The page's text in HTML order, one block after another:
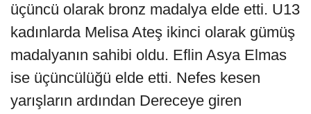
üçüncü olarak bronz madalya elde etti. U13
kadınlarda Melisa Ateş ikinci olarak gümüş
madalyanın sahibi oldu. Eflin Asya Elmas
ise üçüncülüğü elde etti. Nefes kesen
yarışların ardından Dereceye giren